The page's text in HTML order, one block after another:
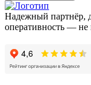
Надежный партнёр,
оперативность — не